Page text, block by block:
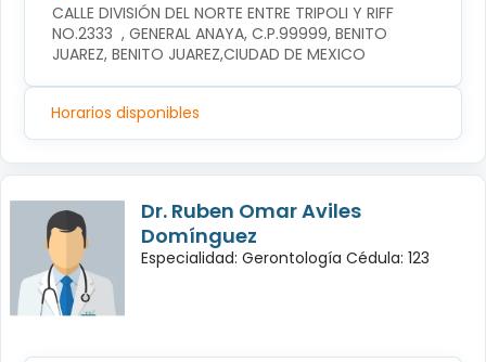
CALLE DIVISIÓN DEL NORTE ENTRE TRIPOLI Y RIFF
NO.2333  , GENERAL ANAYA, C.P.99999, BENITO
JUAREZ, BENITO JUAREZ,CIUDAD DE MEXICO
Horarios disponibles
Dr. Ruben Omar Aviles
Domínguez
Especialidad: Gerontología Cédula: 123